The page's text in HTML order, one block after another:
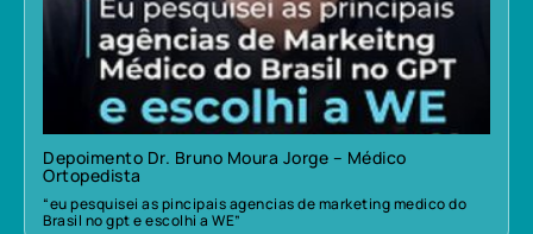
Depoimento Dr. Bruno Moura Jorge – Médico
Ortopedista
“eu pesquisei as pincipais agencias de marketing medico do
Brasil no gpt e escolhi a WE”